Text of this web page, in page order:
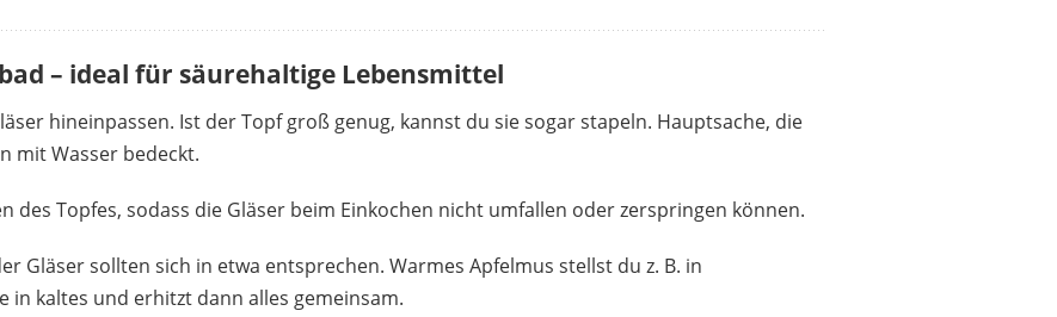
– ideal für säurehaltige Lebensmittel
hineinpassen. Ist der Topf groß genug, kannst du sie sogar stapeln. Hauptsache, die
mit Wasser bedeckt.
des Topfes, sodass die Gläser beim Einkochen nicht umfallen oder zerspringen können.
Gläser sollten sich in etwa entsprechen. Warmes Apfelmus stellst du z. B. in
in kaltes und erhitzt dann alles gemeinsam.